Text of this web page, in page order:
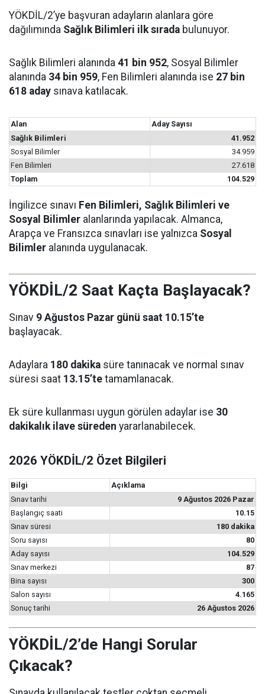
YÖKDİL/2’ye başvuran adayların alanlara göre
dağılımında Sağlık Bilimleri ilk sırada bulunuyor.
Sağlık Bilimleri alanında 41 bin 952, Sosyal Bilimler
alanında 34 bin 959, Fen Bilimleri alanında ise 27 bin
618 aday sınava katılacak.
Alan
Aday Sayısı
Sağlık Bilimleri
41.952
Sosyal Bilimler
34.959
Fen Bilimleri
27.618
Toplam
104.529
İngilizce sınavı Fen Bilimleri, Sağlık Bilimleri ve
Sosyal Bilimler alanlarında yapılacak. Almanca,
Arapça ve Fransızca sınavları ise yalnızca Sosyal
Bilimler alanında uygulanacak.
YÖKDİL/2 Saat Kaçta Başlayacak?
Sınav 9 Ağustos Pazar günü saat 10.15’te
başlayacak.
Adaylara 180 dakika süre tanınacak ve normal sınav
süresi saat 13.15’te tamamlanacak.
Ek süre kullanması uygun görülen adaylar ise 30
dakikalık ilave süreden yararlanabilecek.
2026 YÖKDİL/2 Özet Bilgileri
Bilgi
Açıklama
Sınav tarihi
9 Ağustos 2026 Pazar
Başlangıç saati
10.15
Sınav süresi
180 dakika
Soru sayısı
80
Aday sayısı
104.529
Sınav merkezi
87
Bina sayısı
300
Salon sayısı
4.165
Sonuç tarihi
26 Ağustos 2026
YÖKDİL/2’de Hangi Sorular
Çıkacak?